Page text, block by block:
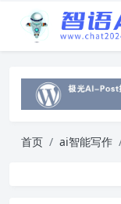
首页 ai智能写作